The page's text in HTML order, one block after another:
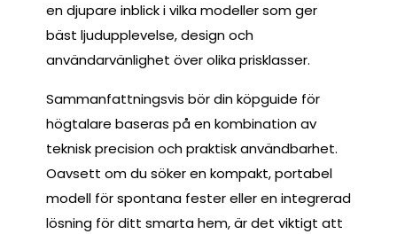
en djupare inblick i vilka modeller som ger
bäst ljudupplevelse, design och
användarvänlighet över olika prisklasser.
Sammanfattningsvis bör din köpguide för
högtalare baseras på en kombination av
teknisk precision och praktisk användbarhet.
Oavsett om du söker en kompakt, portabel
modell för spontana fester eller en integrerad
lösning för ditt smarta hem, är det viktigt att